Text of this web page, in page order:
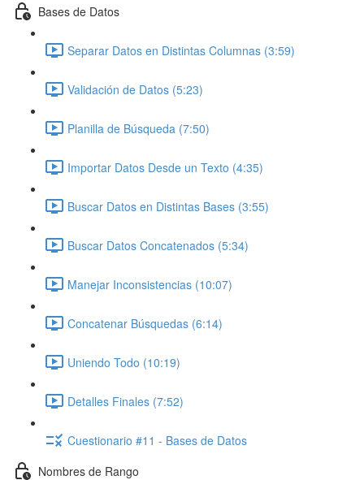
Bases de Datos
Separar Datos en Distintas Columnas (3:59)
Validación de Datos (5:23)
Planilla de Búsqueda (7:50)
Importar Datos Desde un Texto (4:35)
Buscar Datos en Distintas Bases (3:55)
Buscar Datos Concatenados (5:34)
Manejar Inconsistencias (10:07)
Concatenar Búsquedas (6:14)
Uniendo Todo (10:19)
Detalles Finales (7:52)
Cuestionario #11 - Bases de Datos
Nombres de Rango